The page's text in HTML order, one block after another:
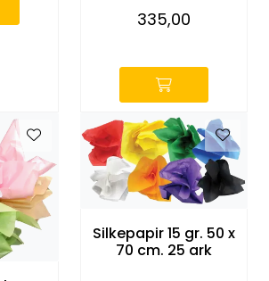
335,00
Silkepapir 15 gr. 50 x
70 cm. 25 ark